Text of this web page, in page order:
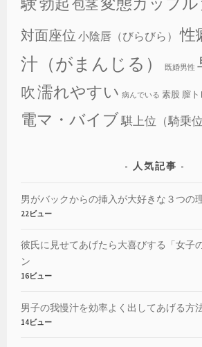
包茎
対面座位 小陰唇（びらびら） 性
汁（がまんじる）
既婚男性
吹 濡れやすい 病んでいる 素股 膣ト
電マ・バイブ騏上位（騎乗位
人気記事
男がバックからの挿入が大好きな３つの
22ビュー
彼氏に見せてあげたら大喜びする「女子
ン
16ビュー
男子の我慢汁を効率よく出してあげる方
14ビュー